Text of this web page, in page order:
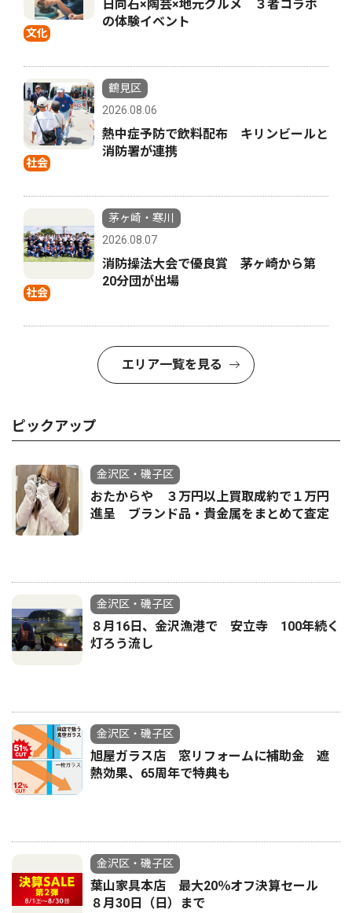
文化
日向石×陶芸×地元グルメ ３者コラボ
の体験イベント
社会
鶴見区
2026.08.06
熱中症予防で飲料配布 キリンビールと
消防署が連携
社会
茅ヶ崎・寒川
2026.08.07
消防操法大会で優良賞 茅ヶ崎から第
20分団が出場
エリア一覧を見る
ピックアップ
金沢区・磯子区
おたからや ３万円以上買取成約で１万円
進呈 ブランド品・貴金属をまとめて査定
金沢区・磯子区
８月16日、金沢漁港で 安立寺 100年続く
灯ろう流し
金沢区・磯子区
旭屋ガラス店 窓リフォームに補助金 遮
熱効果、65周年で特典も
金沢区・磯子区
葉山家具本店 最大20％オフ決算セール
８月30日（日）まで